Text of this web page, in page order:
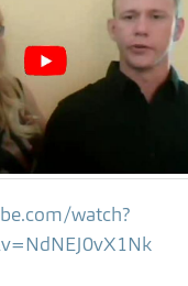
watch?